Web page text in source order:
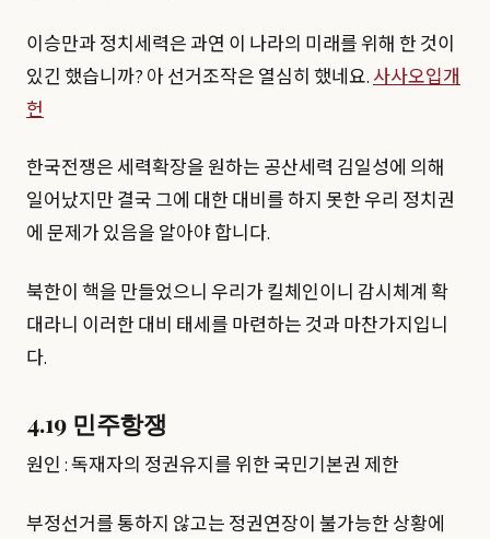
이승만과 정치세력은 과연 이 나라의 미래를 위해 한 것이
있긴 했습니까? 아 선거조작은 열심히 했네요. 사사오입개
헌
한국전쟁은 세력확장을 원하는 공산세력 김일성에 의해
일어났지만 결국 그에 대한 대비를 하지 못한 우리 정치권
에 문제가 있음을 알아야 합니다.
북한이 핵을 만들었으니 우리가 킬체인이니 감시체계 확
대라니 이러한 대비 태세를 마련하는 것과 마찬가지입니
다.
4.19 민주항쟁
원인 : 독재자의 정권유지를 위한 국민기본권 제한
부정선거를 통하지 않고는 정권연장이 불가능한 상황에